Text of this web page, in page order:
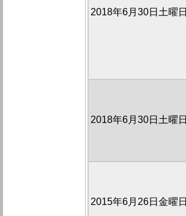
2018年6月30日土曜日
2018年6月30日土曜日
2015年6月26日金曜日